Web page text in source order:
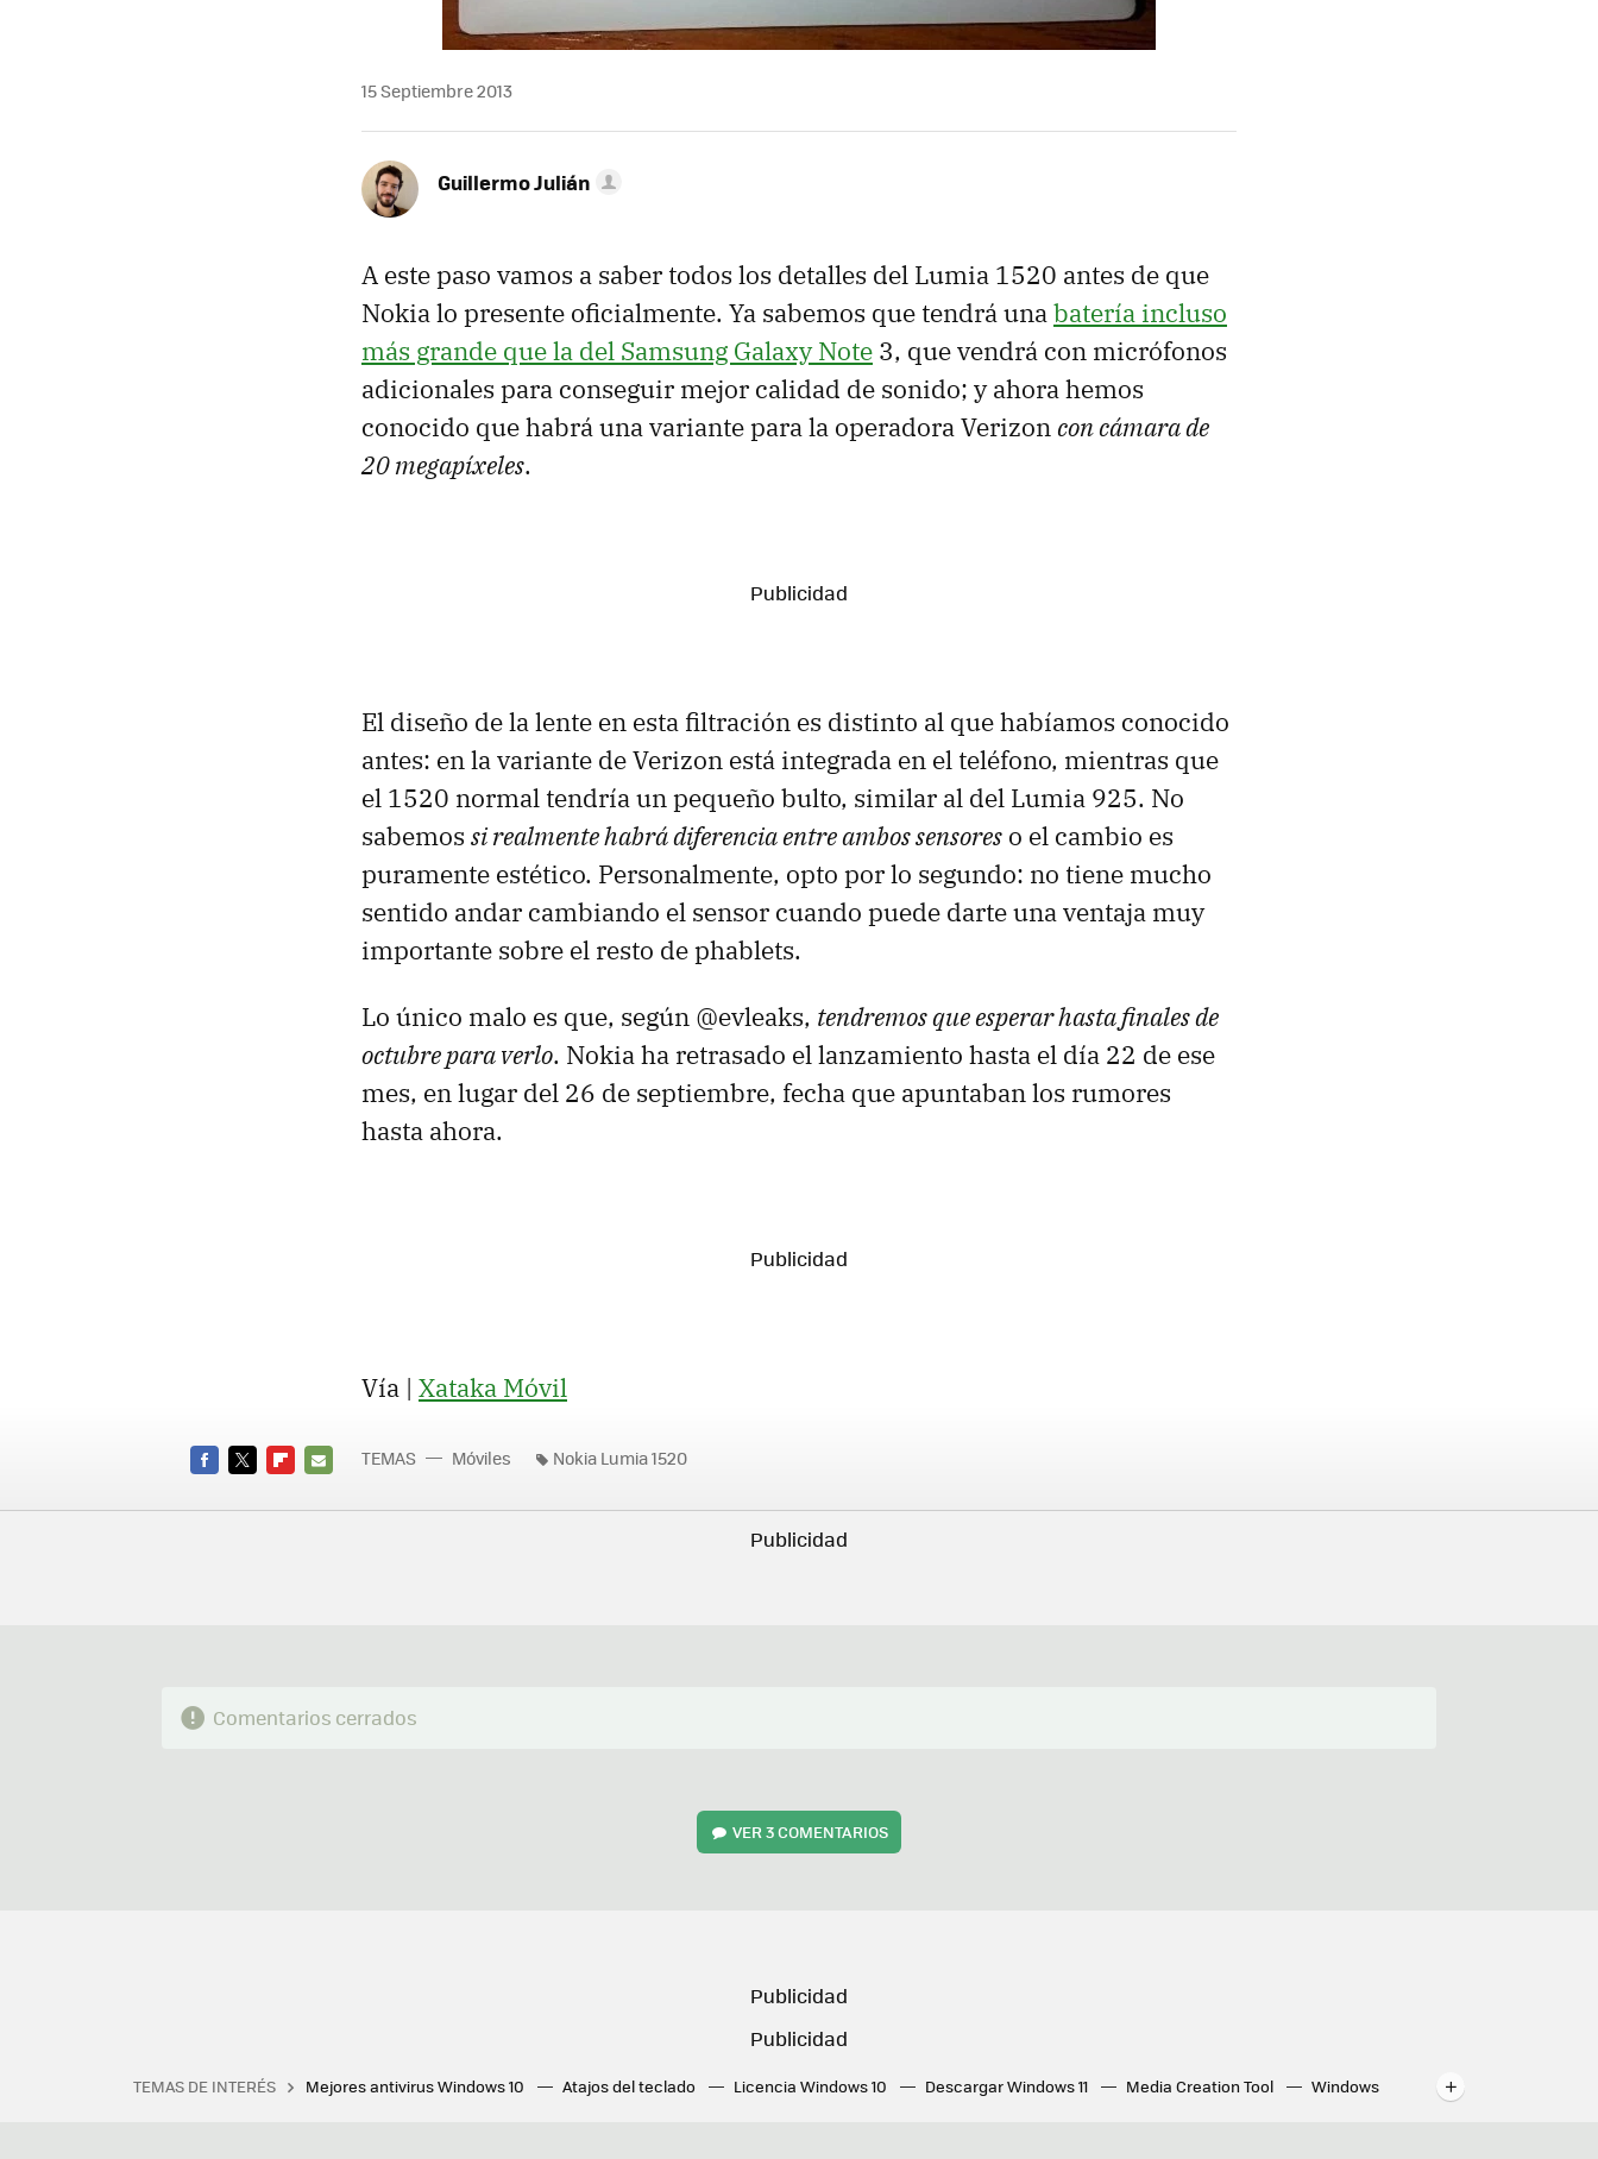
15 Septiembre 2013
Guillermo Julián
A este paso vamos a saber todos los detalles del Lumia 1520 antes de que
Nokia lo presente oficialmente. Ya sabemos que tendrá unabatería incluso
más grande que la del Samsung Galaxy Note 3, que vendrá con micrófonos
adicionales para conseguir mejor calidad de sonido; y ahora hemos
conocido que habrá una variante para la operadora Verizon con cámara de
20 megapíxeles.
El diseño de la lente en esta filtración es distinto al que habíamos conocido
antes: en la variante de Verizon está integrada en el teléfono, mientras que
el 1520 normal tendría un pequeño bulto, similar al del Lumia 925. No
sabemos si realmente habrá diferencia entre ambos sensores o el cambio es
puramente estético. Personalmente, opto por lo segundo: no tiene mucho
sentido andar cambiando el sensor cuando puede darte una ventaja muy
importante sobre el resto de phablets.
Lo único malo es que, según @evleaks, tendremos que esperar hasta finales de
octubre para verlo. Nokia ha retrasado el lanzamiento hasta el día 22 de ese
mes, en lugar del 26 de septiembre, fecha que apuntaban los rumores
hasta ahora.
Vía | Xataka Móvil
MAIL
TEMAS Móviles Nokia Lumia 1520
Comentarios cerrados
VER3 COMENTARIOS
TEMAS DE INTERÉS Mejores antivirus Windows 10 Atajos del teclado Licencia Windows 10 Descargar Windows 11 Media Creation Tool
Windows